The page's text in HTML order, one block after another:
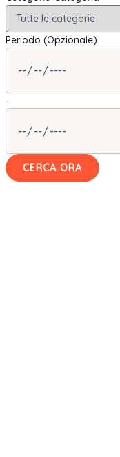
Periodo (Opzionale)
-
CERCA ORA